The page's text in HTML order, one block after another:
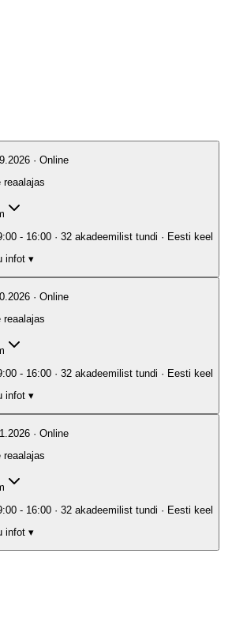
· Online
reaalajas
- 16:00 · 32 akadeemilist tundi · Eesti keel
infot ▾
· Online
reaalajas
- 16:00 · 32 akadeemilist tundi · Eesti keel
infot ▾
· Online
reaalajas
- 16:00 · 32 akadeemilist tundi · Eesti keel
infot ▾